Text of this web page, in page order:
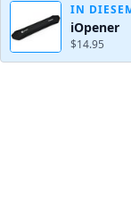
IN
iOpener
$14.95